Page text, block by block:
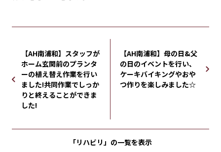
【AH南浦和】スタッフが
ホーム玄関前のプランタ
ーの植え替え作業を行い
ました!共同作業でしっか
りと終えることができま
した!
【AH南浦和】母の日&父
の日のイベントを行い、
ケーキバイキングやおや
つ作りを楽しみました☆
「リハビリ」の一覧を表示